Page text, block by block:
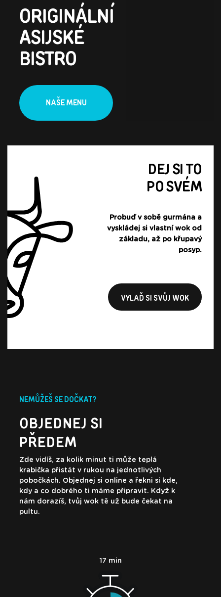
ORIGINÁLNÍ
ASIJSKÉ
BISTRO
NAŠE MENU
DEJ SI TO
PO SVÉM
Probuď v sobě gurmána a
vyskládej si vlastní wok od
základu, až po křupavý
posyp.
VYLAĎ SI SVŮJ WOK
NEMŮŽEŠ SE DOČKAT?
OBJEDNEJ SI
PŘEDEM
Zde vidíš, za kolik minut ti může teplá
krabička přistát v rukou na jednotlivých
pobočkách. Objednej si online a řekni si kde,
kdy a co dobrého ti máme připravit. Když k
nám dorazíš, tvůj wok tě už bude čekat na
pultu.
17 min